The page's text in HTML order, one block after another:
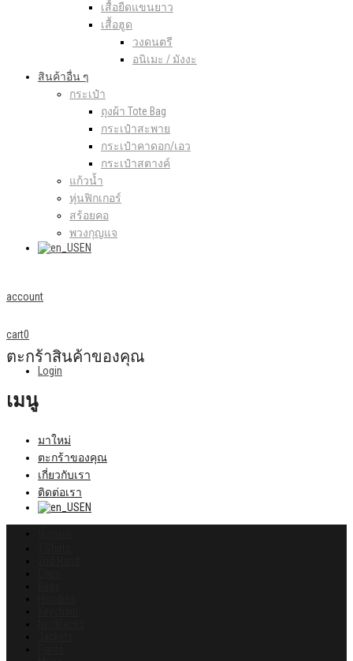
เสื้อยืดแขนยาว
เสื้อฮูด
วงดนตรี
อนิเมะ / มังงะ
สินค้าอื่น ๆ
กระเป๋า
ถุงผ้า Tote Bag
กระเป๋าสะพาย
กระเป๋าคาดอก/เอว
กระเป๋าสตางค์
แก้วน้ำ
หุ่นฟิกเกอร์
สร้อยคอ
พวงกุญแจ
EN
account
Login
cart0
ตะกร้าสินค้าของคุณ
เมนู
มาใหม่
ตะกร้าของคุณ
เกี่ยวกับเรา
ติดต่อเรา
EN